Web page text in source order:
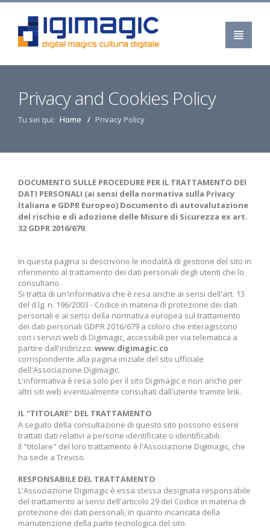
CHI SIAMO
VALORI
ASSOCIARSI
PERCHÈ ASSOCIARSI ?
COSA OFFRIAMO
VUOI INFORMAZIONI ?
PROGETTI
MUSEO TECNOLOGIA E INNOVAZIONE
PIATTAFORMA ELEARNING
IL MONDO OPENSOURCE
RIUSO
IDEE INNOVATIVE
TECH FOR NO PROFIT
SPONSOR
PARTNER
CONTATTI
Privacy and Cookies Policy
Tu sei qui: Home Privacy Policy
DOCUMENTO SULLE PROCEDURE PER IL TRATTAMENTO DEI
DATI PERSONALI (ai sensi della normativa sulla Privacy
Italiana e GDPR Europeo) Documento di autovalutazione
del rischio e di adozione delle Misure di Sicurezza ex art.
32 GDPR 2016/679.
In questa pagina si descrivono le modalità di gestione del sito in
riferimento al trattamento dei dati personali degli utenti che lo
consultano.
Si tratta di un'informativa che è resa anche ai sensi dell'art. 13
del d.lg. n. 196/2003 - Codice in materia di protezione dei dati
personali e ai sensi della normativa europea sul trattamento
dei dati personali GDPR 2016/679 a coloro che interagiscono
con i servizi web di Digimagic, accessibili per via telematica a
partire dall'indirizzo: www.digimagic.co
corrispondente alla pagina iniziale del sito ufficiale
dell'Associazione Digimagic.
L'informativa è resa solo per il sito Digimagic e non anche per
altri siti web eventualmente consultati dall'utente tramite link.
IL "TITOLARE" DEL TRATTAMENTO
A seguito della consultazione di questo sito possono essere
trattati dati relativi a persone identificate o identificabili.
Il "titolare" del loro trattamento è l'Associazione Digimagic, che
ha sede a Treviso.
RESPONSABILE DEL TRATTAMENTO
L'Associazione Digimagic è essa stessa designata responsabile
del trattamento ai sensi dell'articolo 29 del Codice in materia di
protezione dei dati personali, in quanto incaricata della
manutenzione della parte tecnologica del sito.